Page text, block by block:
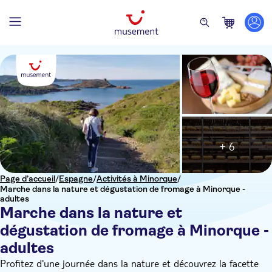
Page d’accueil/Espagne/Activités à Minorque/
Marche dans la nature et dégustation de fromage à Minorque -
adultes
Marche dans la nature et
dégustation de fromage à Minorque -
adultes
+ 6
Profitez d'une journée dans la nature et découvrez la facette